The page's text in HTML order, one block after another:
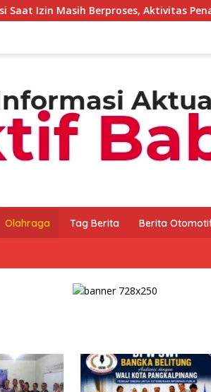
Aktivitas Penambangan Pasir
Olahraga Tag Berita Berita